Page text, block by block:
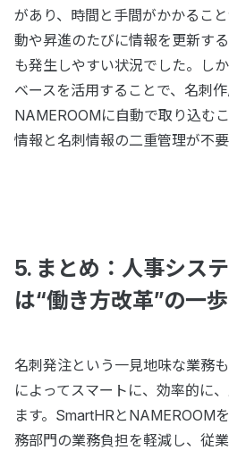
があり、時間と手間がかかるこ
動や昇進のたびに情報を更新す
も発生しやすい状況でした。し
ベースを活用することで、名刺
NAMEROOMに自動で取り込む
情報と名刺情報の二重管理が不要
5. まとめ：人事シス
は“働き方改革”の一歩
名刺発注という一見地味な業務
によってスマートに、効率的に
ます。SmartHRとNAMEROOM
務部門の業務負担を軽減し、従